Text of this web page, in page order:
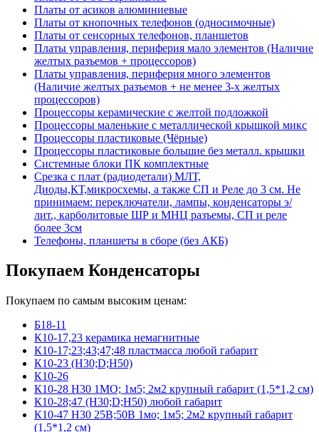
Платы от асиков алюминиевые
Платы от кнопочных телефонов (односимочные)
Платы от сенсорных телефонов, планшетов
Платы управления, периферия мало элементов (Наличие
желтых разъемов + процессоров)
Платы управления, периферия много элементов
(Наличие желтых разъемов + не менее 3-х желтых
процессоров)
Процессоры керамические с желтой подложкой
Процессоры маленькие с металлической крышкой микс
Процессоры пластиковые (Чёрные)
Процессоры пластиковые большие без металл. крышки
Системные блоки ПК комплектные
Срезка с плат (радиодетали) МЛТ,
Диоды,КТ,микросхемы, а также СП и Реле до 3 см. Не
принимаем: переключатели, лампы, конденсаторы э/
лит., карболитовые ШР и МНЦ разъемы, СП и реле
более 3см
Телефоны, планшеты в сборе (без АКБ)
Покупаем Конденсаторы
Покупаем по самым высоким ценам:
Б18-11
К10-17,23 керамика немагнитные
К10-17;23;43;47;48 пластмасса любой габарит
К10-23 (Н30;D;Н50)
К10-26
К10-28 Н30 1МО; 1м5; 2м2 крупный габарит (1,5*1,2 см)
К10-28;47 (Н30;D;Н50) любой габарит
К10-47 Н30 25В;50В 1мо; 1м5; 2м2 крупный габарит
(1,5*1,2 см)